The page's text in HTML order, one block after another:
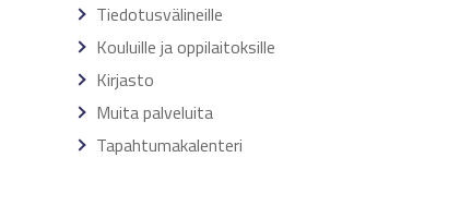
Tiedotusvälineille
Kouluille ja oppilaitoksille
Kirjasto
Muita palveluita
Tapahtumakalenteri